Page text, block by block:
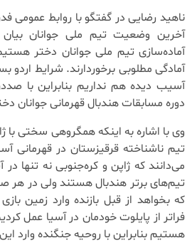
ناهید رضایی در گفتگو با روابط
آخرین وضعیت تیم ملی جوانان
آماده‌سازی تیم ملی جوانان دختر
آمادگی مطلوبی برخوردارند. شرایط
آسیب دیده هم نداریم بنابراین با
دوره مسابقات هندبال قهرمانی جوانان
وی با اشاره به اینکه همگروهی سختی با
تیم ناشناخته قرقیزستان در قهرمانی
می‌دانند که ژاپن و کره‌جنوبی نه تنها
تیم‌های برتر هندبال هستند ولی در هر
که بخواهد از قبل بازنده وارد زمین
فراتر از پایلوت خودمان در آسیا عمل
هستیم بنابراین با روحیه جنگنده وارد